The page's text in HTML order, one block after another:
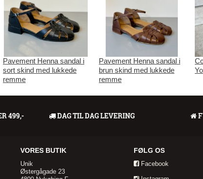
Pavement Henna sandal i
sort skind med lukkede
remme
Pavement Henna sandal i
brun skind med lukkede
remme
499,- DAG TIL DAG LEVERING
VORES BUTIK
Unik
Østergågade 23
FØLG OS
Facebook